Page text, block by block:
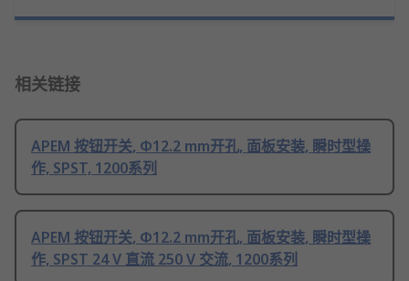
相关链接
APEM 按钮开关, Φ12.2 mm开孔, 面板安装, 瞬时型操
作, SPST, 1200系列
APEM 按钮开关, Φ12.2 mm开孔, 面板安装, 瞬时型操
作, SPST 24 V 直流 250 V 交流, 1200系列